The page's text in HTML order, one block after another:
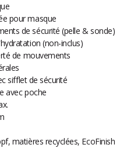
pour masque
de sécurité (pelle & sonde)
(non-inclus)
de mouvements
sifflet de sécurité
avec poche
matières recyclées, EcoFinish